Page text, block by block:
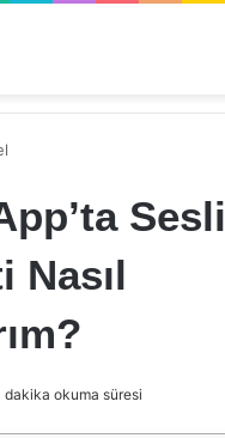
Sesli
Nasıl
dakika okuma süresi